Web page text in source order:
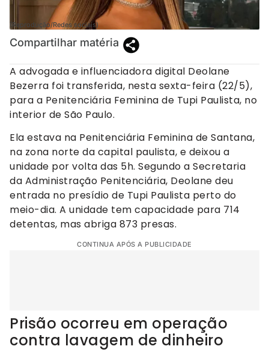
(Reprodução/Redes sociais)
Compartilhar matéria
A advogada e influenciadora digital Deolane
Bezerra foi transferida, nesta sexta-feira (22/5),
para a Penitenciária Feminina de Tupi Paulista, no
interior de São Paulo.
Ela estava na Penitenciária Feminina de Santana,
na zona norte da capital paulista, e deixou a
unidade por volta das 5h. Segundo a Secretaria
da Administração Penitenciária, Deolane deu
entrada no presídio de Tupi Paulista perto do
meio-dia. A unidade tem capacidade para 714
detentas, mas abriga 873 presas.
CONTINUA APÓS A PUBLICIDADE
Prisão ocorreu em operação
contra lavagem de dinheiro